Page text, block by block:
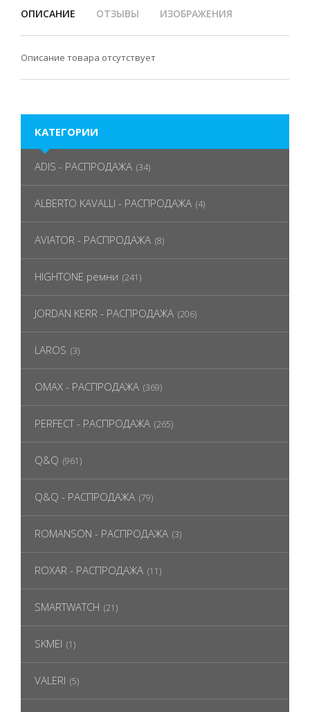
ОПИСАНИЕ ОТЗЫВЫ ИЗОБРАЖЕНИЯ
Описание товара отсутствует
КАТЕГОРИИ
ADIS - РАСПРОДАЖА (34)
ALBERTO KAVALLI - РАСПРОДАЖА (4)
AVIATOR - РАСПРОДАЖА (8)
HIGHTONE ремни (241)
JORDAN KERR - РАСПРОДАЖА (206)
LAROS (3)
OMAX - РАСПРОДАЖА (369)
PERFECT - РАСПРОДАЖА (265)
Q&Q (961)
Q&Q - РАСПРОДАЖА (79)
ROMANSON - РАСПРОДАЖА (3)
ROXAR - РАСПРОДАЖА (11)
SMARTWATCH (21)
SKMEI (1)
VALERI (5)